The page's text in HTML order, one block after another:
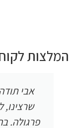
המלצות
אבי
שרצינו,
פרגולה.